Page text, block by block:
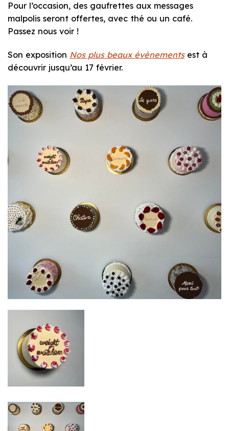
Pour l’occasion, des gaufrettes aux messages
malpolis seront offertes, avec thé ou un café.
Passez nous voir !
Son exposition Nos plus beaux évènementsest à
découvrir jusqu’au 17 février.